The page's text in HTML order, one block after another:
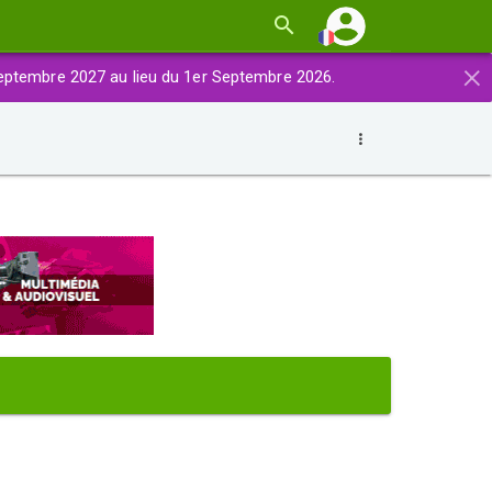
×
2027 au lieu du 1er Septembre 2026.